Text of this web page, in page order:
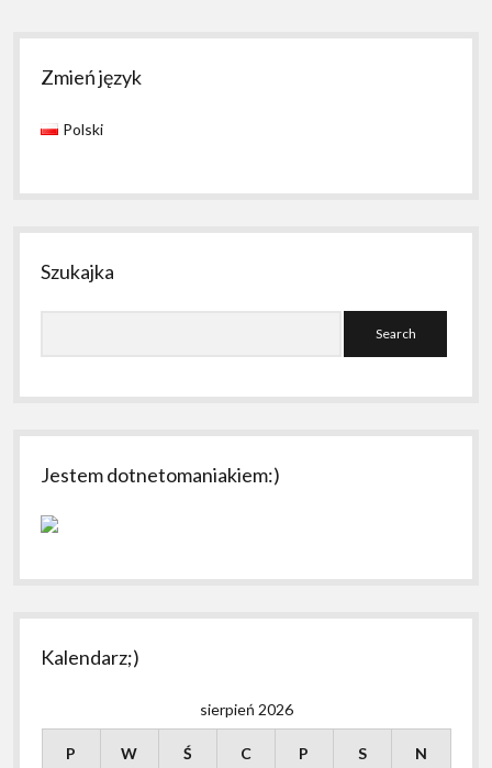
Sidebar
Zmień język
Polski
Szukajka
Jestem dotnetomaniakiem:)
Kalendarz;)
sierpień 2026
P W Ś C P S N